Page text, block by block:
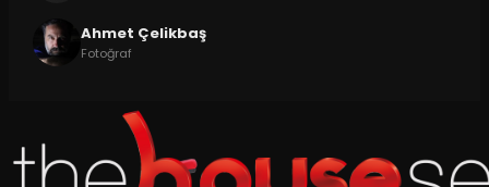
Ahmet Çelikbaş
Fotoğraf